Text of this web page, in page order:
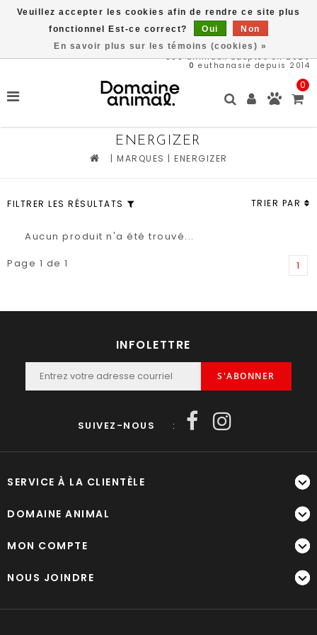
566animaux adoptés en 2026
0 euthanasie depuis 2014
0
ENERGIZER
| MARQUES | ENERGIZER
FILTRER LES RÉSULTATS TRIER PAR
Aucun produit n'a été trouvé...
Page 1 de 1
1
INFOLETTRE
S'ABONNER
SUIVEZ-NOUS :
SERVICE À LA CLIENTÈLE
DOMAINE ANIMAL
MON COMPTE
NOUS JOINDRE
Veuillez accepter les cookies afin de rendre ce site plus
fonctionnel Est-ce correct?
Oui
Non
En savoir plus sur les témoins (cookies) »
Livraison gratuite à partir de 89$*